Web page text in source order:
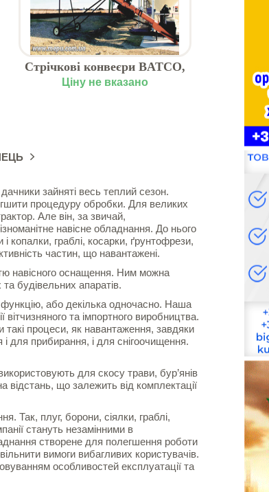
Стрічкові конвеєри BATCO,
серія 1500
Ціну не вказано
зайняті весь теплий сезон.
процедуру обробки. Для великих
Але він, за звичай,
навісне обладнання. До нього
копалки, граблі, косарки, ґрунтофрези,
частин, що навантажені.
навісного оснащення. Ним можна
будівельних апаратів.
або декілька одночасно. Наша
та імпортного виробництва.
процеси, як навантаження, завдяки
для прибирання, і для снігоочищення.
для скосу трави, бур’янів
відстань, що залежить від комплектації
Так, плуг, борони, сіялки, граблі,
стануть незамінними в
створене для полегшення роботи
вимоги вибагливих користувачів.
особливостей експлуатації та